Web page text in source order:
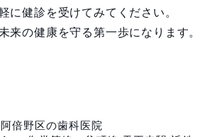
に健診を受けてみてください。
来の健康を守る第一歩になります。
倍野区の歯科医院